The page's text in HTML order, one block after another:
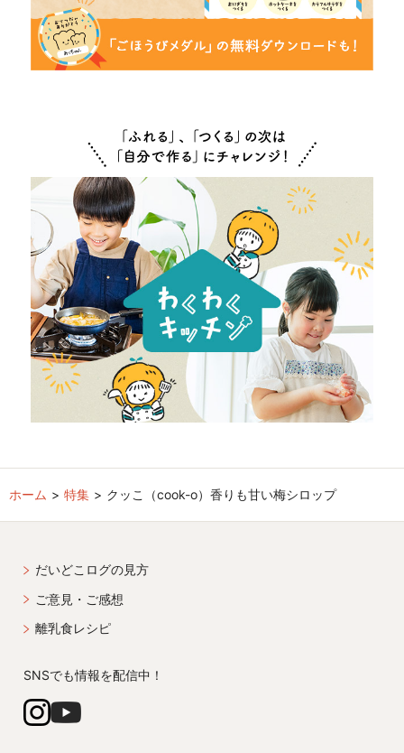
ホーム 特集 クッこ（cook-o）香りも甘い梅シロップ
だいどこログの見方
ご意見・ご感想
離乳食レシピ
SNSでも情報を配信中！